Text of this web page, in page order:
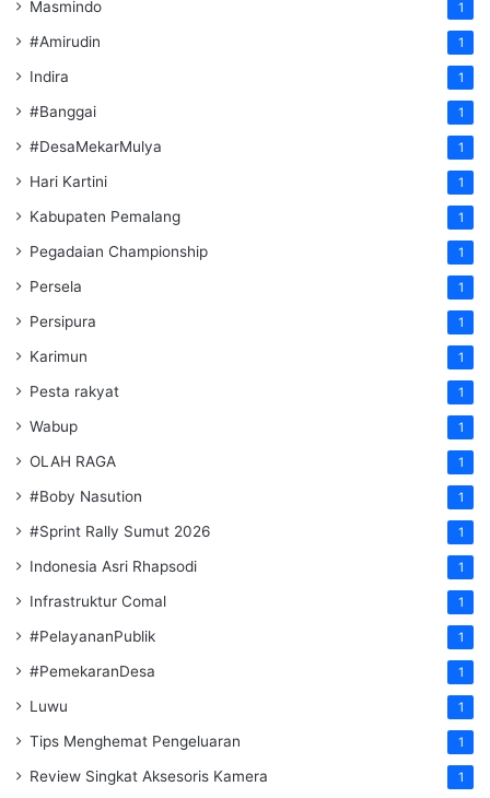
Masmindo 1
#Amirudin 1
Indira 1
#Banggai 1
#DesaMekarMulya 1
Hari Kartini 1
Kabupaten Pemalang 1
Pegadaian Championship 1
Persela 1
Persipura 1
Karimun 1
Pesta rakyat 1
Wabup 1
OLAH RAGA 1
#Boby Nasution 1
#Sprint Rally Sumut 2026 1
Indonesia Asri Rhapsodi 1
Infrastruktur Comal 1
#PelayananPublik 1
#PemekaranDesa 1
Luwu 1
Tips Menghemat Pengeluaran 1
Review Singkat Aksesoris Kamera 1